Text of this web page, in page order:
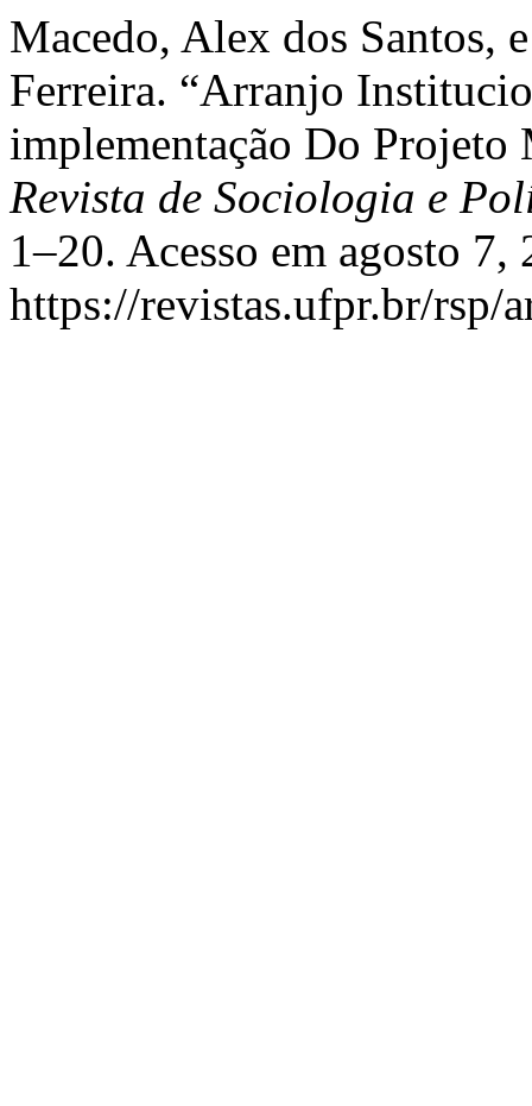
Macedo, Alex dos Santos,
Ferreira. “Arranjo
implementação Do
Revista de Sociologia e
1–20. Acesso em agosto 7,
https://revistas.ufpr.br/rsp/